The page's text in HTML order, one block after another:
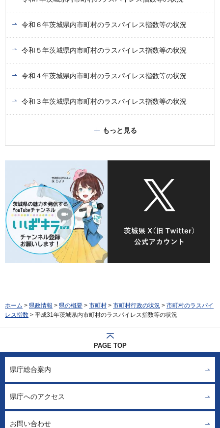
令和６年茨城県内市町村のラスパイレス指数等の状況
令和５年茨城県内市町村のラスパイレス指数等の状況
令和４年茨城県内市町村のラスパイレス指数等の状況
令和３年茨城県内市町村のラスパイレス指数等の状況
もっと見る
ホーム > 県政情報 > 県の概要 > 市町村 > 市町村行政の状況 > 市町村のラスパイ
レス指数 > 平成31年茨城県内市町村のラスパイレス指数等の状況
PAGE TOP
県庁総合案内
県庁へのアクセス
お問い合わせ